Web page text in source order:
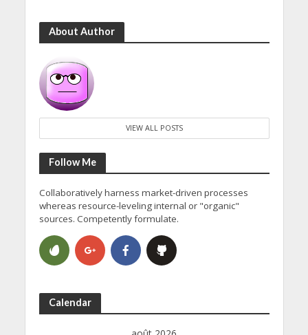
About Author
VIEW ALL POSTS
Follow Me
Collaboratively harness market-driven processes
whereas resource-leveling internal or "organic"
sources. Competently formulate.
Calendar